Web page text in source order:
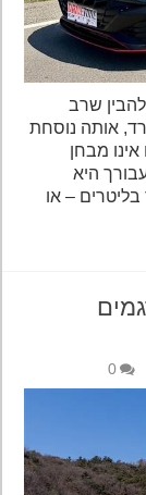
שרב
אותה נוסחת
מבחן
היא
– או
– 5 דגמים
0